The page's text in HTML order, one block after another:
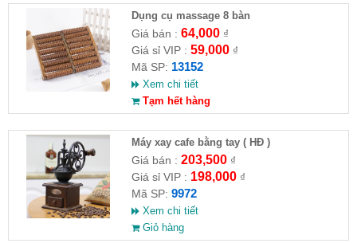
Dụng cụ massage 8 bàn
Giá bán : 64,000₫
Giá sỉ VIP : 59,000₫
Mã SP: 13152
Xem chi tiết
Tạm hết hàng
Máy xay cafe bằng tay ( HĐ )
Giá bán : 203,500₫
Giá sỉ VIP : 198,000₫
Mã SP: 9972
Xem chi tiết
Giỏ hàng